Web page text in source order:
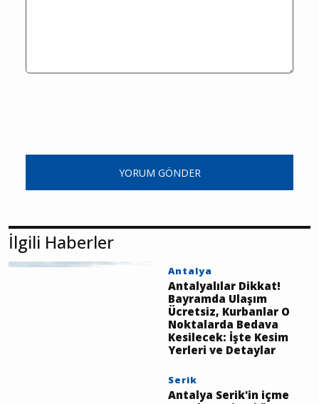
YORUM GÖNDER
İlgili Haberler
Antalya
Antalyalılar Dikkat!
Bayramda Ulaşım
Ücretsiz, Kurbanlar O
Noktalarda Bedava
Kesilecek: İşte Kesim
Yerleri ve Detaylar
Serik
Antalya Serik'in içme